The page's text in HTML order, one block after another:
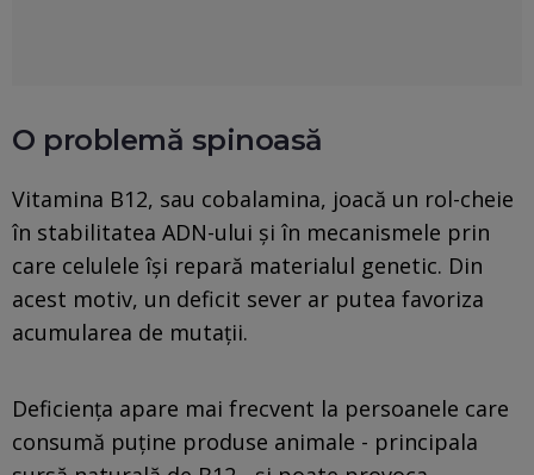
O problemă spinoasă
Vitamina B12, sau cobalamina, joacă un rol-cheie
în stabilitatea ADN-ului și în mecanismele prin
care celulele își repară materialul genetic. Din
acest motiv, un deficit sever ar putea favoriza
acumularea de mutații.
Deficiența apare mai frecvent la persoanele care
consumă puține produse animale - principala